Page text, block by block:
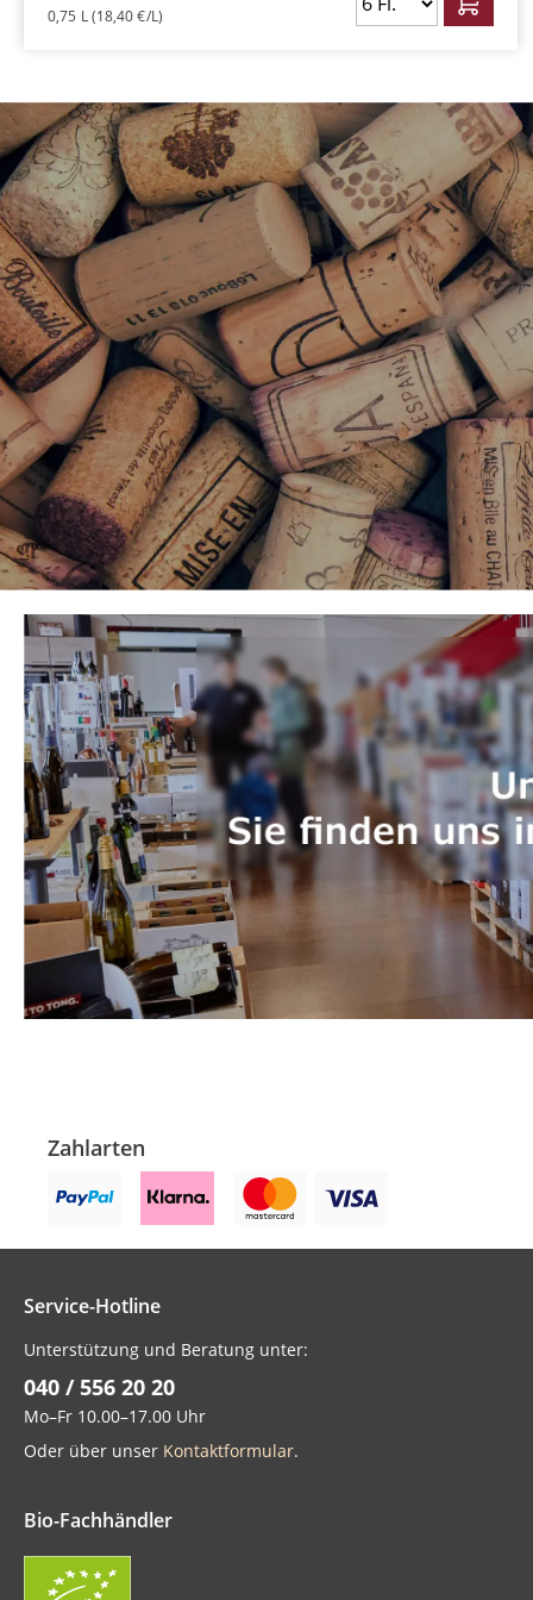
0,75 L(18,40 €/L)
Zahlarten
Service-Hotline
Unterstützung und Beratung unter:
040 / 556 20 20
Mo–Fr 10.00–17.00 Uhr
Oder über unser Kontaktformular.
Bio-Fachhändler